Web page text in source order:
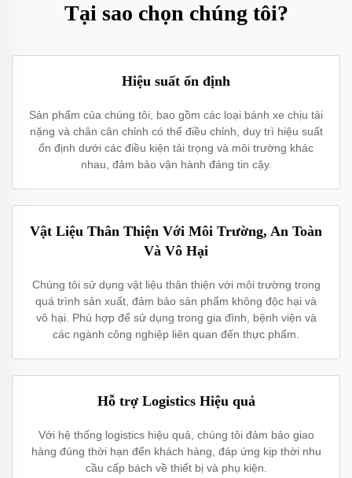
Tại sao chọn chúng tôi?
Hiệu suất ổn định
Sản phẩm của chúng tôi, bao gồm các loại bánh xe chịu tải
nặng và chân cân chỉnh có thể điều chỉnh, duy trì hiệu suất
ổn định dưới các điều kiện tải trọng và môi trường khác
nhau, đảm bảo vận hành đáng tin cậy.
Vật Liệu Thân Thiện Với Môi Trường, An Toàn
Và Vô Hại
Chúng tôi sử dụng vật liệu thân thiện với môi trường trong
quá trình sản xuất, đảm bảo sản phẩm không độc hại và
vô hại. Phù hợp để sử dụng trong gia đình, bệnh viện và
các ngành công nghiệp liên quan đến thực phẩm.
Hỗ trợ Logistics Hiệu quả
Với hệ thống logistics hiệu quả, chúng tôi đảm bảo giao
hàng đúng thời hạn đến khách hàng, đáp ứng kịp thời nhu
cầu cấp bách về thiết bị và phụ kiện.